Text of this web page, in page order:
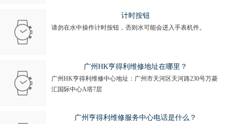
计时按钮
请勿在水中操作计时按钮，否则水可能会进入手表机件。
广州HK亨得利维修地址在哪里？
广州HK亨得利维修中心地址：广州市天河区天河路230号万菱
汇国际中心A塔7层
广州亨得利维修服务中心电话是什么？